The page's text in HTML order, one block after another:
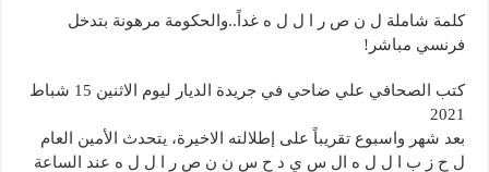
كلمة شاملة ل ن ص ر ا ل ل ه غداً..والحكومة مرهونة بتدخل
فرنسي مباشر!
كتب الصحافي علي ضاحي في جريدة الديار ليوم الاثنين 15 شباط
2021
بعد شهر واسبوع تقريباً على إطلالته الاخيرة، يتحدث الأمين العام
ل ح ز ب ا ل ل ه ال س ي د ح س ن ن ص ر ا ل ل ه عند الساعة